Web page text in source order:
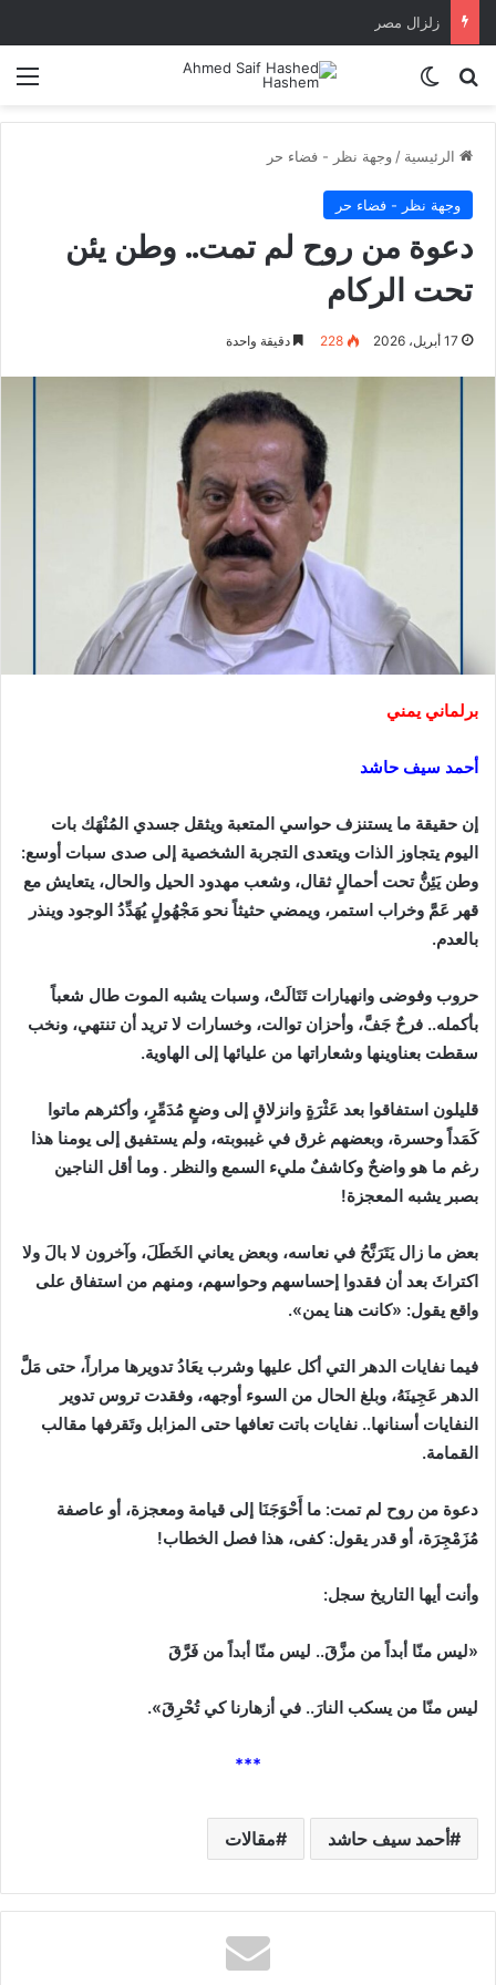
زلزال مصر
بحث عنالوضع المظلم
الرئيسية / وجهة نظر - فضاء حر
وجهة نظر - فضاء حر
دعوة من روح لم تمت.. وطن يئن
تحت الركام
17 أبريل، 2026 228 دقيقة واحدة
برلماني يمني
أحمد سيف حاشد
إن حقيقة ما يستنزف حواسي المتعبة ويثقل جسدي المُنْهَك بات
اليوم يتجاوز الذات ويتعدى التجربة الشخصية إلى صدى سبات أوسع:
وطن يَئِنُّ تحت أحمالٍ ثقال، وشعب مهدود الحيل والحال، يتعايش مع
قهر عَمَّ وخراب استمر، ويمضي حثيثاً نحو مَجْهُولٍ يُهَدِّدُ الوجود وينذر
بالعدم.
حروب وفوضى وانهيارات تَتَالَتْ، وسبات يشبه الموت طال شعباً
بأكمله.. فرحٌ جَفَّ، وأحزان توالت، وخسارات لا تريد أن تنتهي، ونخب
سقطت بعناوينها وشعاراتها من عليائها إلى الهاوية.
قليلون استفاقوا بعد عَثْرَةٍ وانزلاقٍ إلى وضعٍ مُدَمِّرٍ، وأكثرهم ماتوا
كَمَداً وحسرة، وبعضهم غرق في غيبوبته، ولم يستفيق إلى يومنا هذا
رغم ما هو واضحٌ وكاشفٌ مليء السمع والنظر . وما أقل الناجين
بصبر يشبه المعجزة!
بعض ما زال يَتَرَنَّحُ في نعاسه، وبعض يعاني الخَطَلَ، وآخرون لا بالَ ولا
اكتراثَ بعد أن فقدوا إحساسهم وحواسهم، ومنهم من استفاق على
واقع يقول: «كانت هنا يمن».
فيما نفايات الدهر التي أكل عليها وشرب يعَادُ تدويرها مراراً، حتى مَلَّ
الدهر عَجِينَهُ، وبلغ الحال من السوء أوجهه، وفقدت تروس تدوير
النفايات أسنانها.. نفايات باتت تعافها حتى المزابل وتَقرفها مقالب
القمامة.
دعوة من روح لم تمت: ما أَحْوَجَنَا إلى قيامة ومعجزة، أو عاصفة
مُزَمْجِرَة، أو قدر يقول: كفى، هذا فصل الخطاب!
وأنت أيها التاريخ سجل:
«ليس منّا أبداً من مزَّقَ.. ليس منّا أبداً من فَرَّقَ
ليس منّا من يسكب النارَ.. في أزهارنا كي تُحْرِقَ».
***
أحمد سيف حاشد مقالات